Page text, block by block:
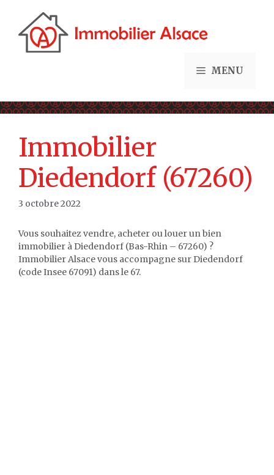
contenu
MENU
Immobilier
Diedendorf (67260)
3 octobre 2022
Vous souhaitez vendre, acheter ou louer un bien
immobilier à Diedendorf (Bas-Rhin – 67260) ?
Immobilier Alsace vous accompagne sur Diedendorf
(code Insee 67091) dans le 67.